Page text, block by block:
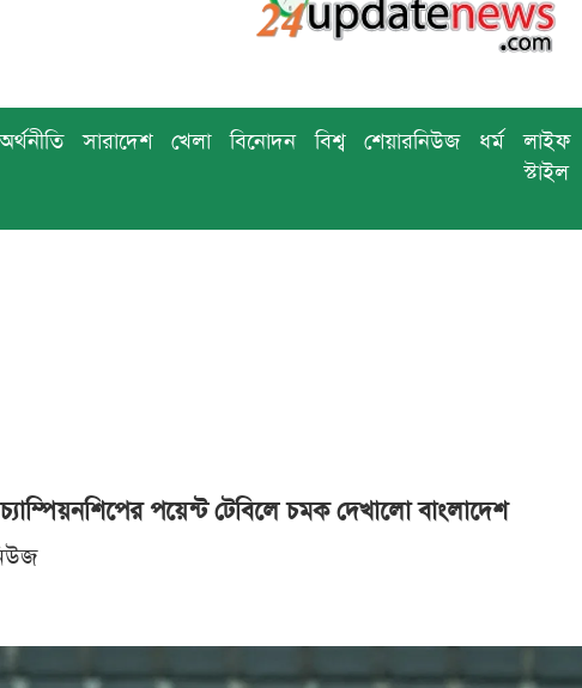
অর্থনীতি সারাদেশ খেলা বিনোদন বিশ্ব শেয়ারনিউজ ধর্ম
লাইফ
স্টাইল
পয়েন্ট টেবিলে চমক দেখালো বাংলাদেশ